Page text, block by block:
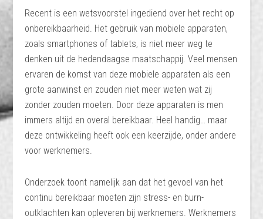
Recent is een wetsvoorstel ingediend over het recht op
onbereikbaarheid. Het gebruik van mobiele apparaten,
zoals smartphones of tablets, is niet meer weg te
denken uit de hedendaagse maatschappij. Veel mensen
ervaren de komst van deze mobiele apparaten als een
grote aanwinst en zouden niet meer weten wat zij
zonder zouden moeten. Door deze apparaten is men
immers altijd en overal bereikbaar. Heel handig… maar
deze ontwikkeling heeft ook een keerzijde, onder andere
voor werknemers.
Onderzoek toont namelijk aan dat het gevoel van het
continu bereikbaar moeten zijn stress- en burn-
outklachten kan opleveren bij werknemers. Werknemers